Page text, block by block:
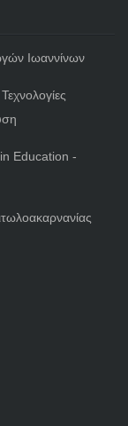
Ιωαννίνων
Education -